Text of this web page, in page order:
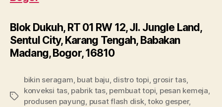
Blok Dukuh, RT 01 RW 12, Jl. Jungle Land,
Sentul City, Karang Tengah, Babakan
Madang, Bogor, 16810
Tags
bikin seragam, buat baju, distro topi, grosir tas,
konveksi tas, pabrik tas, pembuat topi, pesan kemeja,
produsen payung, pusat flash disk,toko gesper,